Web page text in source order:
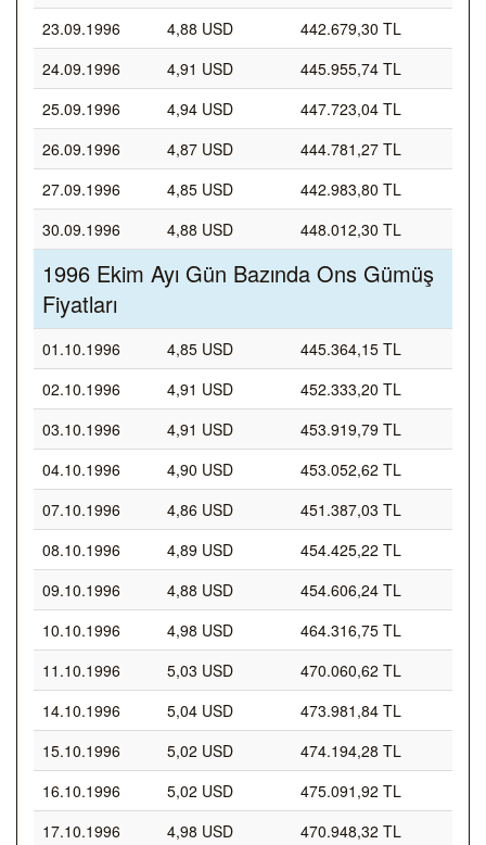
23.09.1996
4,88 USD
442.679,30 TL
24.09.1996
4,91 USD
445.955,74 TL
25.09.1996
4,94 USD
447.723,04 TL
26.09.1996
4,87 USD
444.781,27 TL
27.09.1996
4,85 USD
442.983,80 TL
30.09.1996
4,88 USD 448.012,30 TL
1996 Ekim Ayı Gün Bazında Ons Gümüş
Fiyatları
01.10.1996 4,85 USD
445.364,15 TL
02.10.1996
4,91 USD
452.333,20 TL
03.10.1996
4,91 USD
453.919,79 TL
04.10.1996
4,90 USD
453.052,62 TL
07.10.1996
4,86 USD
451.387,03 TL
08.10.1996
4,89 USD
454.425,22 TL
09.10.1996
4,88 USD
454.606,24 TL
10.10.1996
4,98 USD
464.316,75 TL
11.10.1996
5,03 USD
470.060,62 TL
14.10.1996
5,04 USD
473.981,84 TL
15.10.1996
5,02 USD
474.194,28 TL
16.10.1996
5,02 USD
475.091,92 TL
17.10.1996
4,98 USD
470.948,32 TL